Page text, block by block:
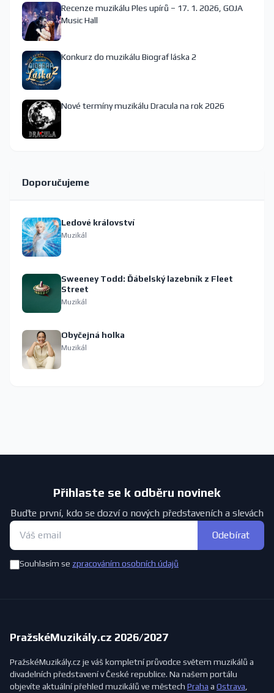
Recenze muzikálu Ples upírů – 17. 1. 2026, GOJA
Music Hall
Konkurz do muzikálu Biograf láska 2
Nové termíny muzikálu Dracula na rok 2026
Doporučujeme
Ledové království
Muzikál
Sweeney Todd: Ďábelský lazebník z Fleet
Street
Muzikál
Obyčejná holka
Muzikál
Přihlaste se k odběru novinek
Buďte první, kdo se dozví o nových představeních a slevách
Odebírat
Souhlasím se zpracováním osobních údajů
PražskéMuzikály.cz 2026/2027
PražskéMuzikály.cz je váš kompletní průvodce světem muzikálů a
divadelních představení v České republice. Na našem portálu
objevíte aktuální přehled muzikálů ve městech Praha a Ostrava,